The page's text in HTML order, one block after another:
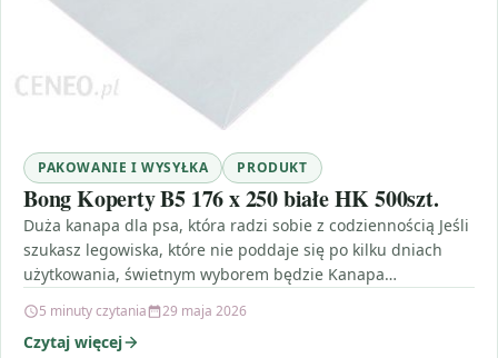
PAKOWANIE I WYSYŁKA PRODUKT
Bong Koperty B5 176 x 250 białe HK 500szt.
Duża kanapa dla psa, która radzi sobie z codziennością Jeśli
szukasz legowiska, które nie poddaje się po kilku dniach
użytkowania, świetnym wyborem będzie Kanapa…
5 minuty czytania 29 maja 2026
Czytaj więcej